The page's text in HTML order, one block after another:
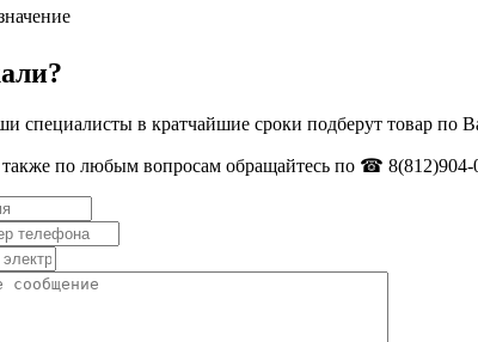
специалисты в кратчайшие сроки подберут товар по
также по любым вопросам обращайтесь по ☎